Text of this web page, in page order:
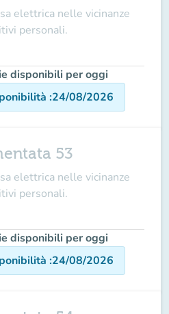
elettrica nelle vicinanze
personali.
disponibili per oggi
:24/08/2026
53
elettrica nelle vicinanze
personali.
disponibili per oggi
:24/08/2026